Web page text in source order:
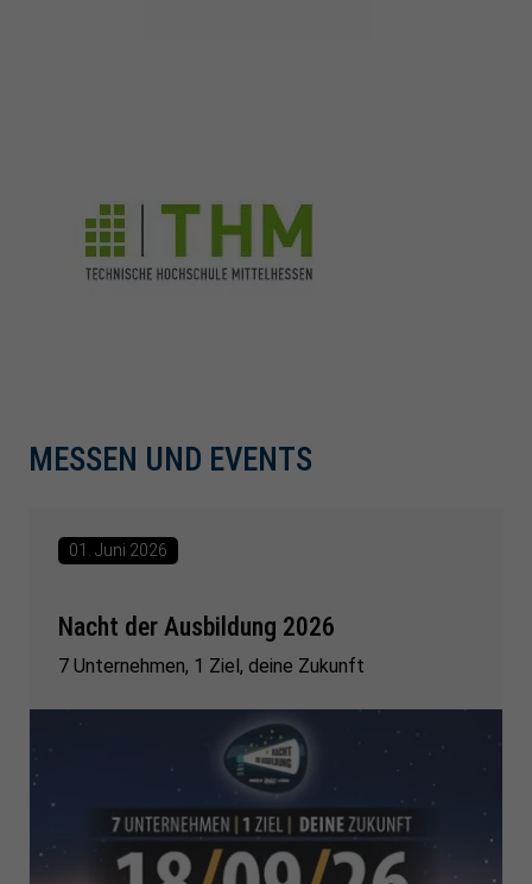
MESSEN UND EVENTS
01. Juni 2026
Nacht der Ausbildung 2026
7 Unternehmen, 1 Ziel, deine Zukunft